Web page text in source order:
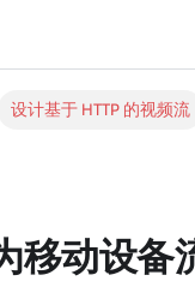
设计基于 HTTP 的视频流
移动设备